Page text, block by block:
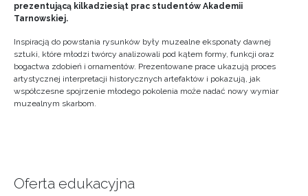
prezentującą kilkadziesiąt prac studentów Akademii
Tarnowskiej.
Inspiracją do powstania rysunków były muzealne eksponaty dawnej
sztuki, które młodzi twórcy analizowali pod kątem formy, funkcji oraz
bogactwa zdobień i ornamentów. Prezentowane prace ukazują proces
artystycznej interpretacji historycznych artefaktów i pokazują, jak
współczesne spojrzenie młodego pokolenia może nadać nowy wymiar
muzealnym skarbom.
Oferta edukacyjna